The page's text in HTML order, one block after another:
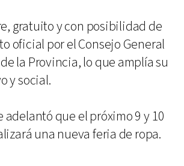
gratuito y con posibilidad de
oficial por el Consejo General
la Provincia, lo que amplía su
y social.
adelantó que el próximo 9 y 10
una nueva feria de ropa.